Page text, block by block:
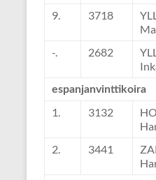
9. 3718
-. 2682
espanjanvinttikoira
1. 3132
2. 3441